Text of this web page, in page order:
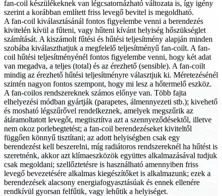
fan-coil készülékeknek van légcsatornázható változata is, így igény
szerint a korábban említett friss levegő bevitel is megoldható.
A fan-coil kiválasztásánál fontos figyelembe venni a berendezés
kivitelén kívül a fűteni, vagy hűteni kívánt helyiség hőszükséglet
számítását. A kiszámolt fűtési és hűtési teljesítmény alapján minden
szobába kiválaszthatjuk a megfelelő teljesítményű fan-coilt. A fan-
coil hűtési teljesítményénél fontos figyelembe venni, hogy két adat
van megadva, a teljes (total) és az érezhető (sensible). A fan-coilt
mindig az érezhető hűtési teljesítményre választjuk ki. Méretezésénél
szintén nagyon fontos szempont, hogy mi lesz a hőtermelő eszköz.
A fan-coilos rendszereknek számos előnye van. Több fajta
elhelyezési módban gyártják (parapetes, álmennyezeti stb.); kivehető
és mosható légszűrővel rendelkeznek, amelyek megszűrik az
átáramoltatott levegőt, megtisztítva azt a szennyeződésektől, illetve
nem okoz porlebegtetést; a fan-coil berendezéseket kiviteltől
függően könnyű tisztítani; az adott helyiségben csak egy
berendezést kell beszerelni, míg radiátoros rendszereknél ha hűtést is
szeretnénk, akkor azt klímaeszközök együttes alkalmazásával tudjuk
csak megoldani; szellőztetésre is használható amennyiben friss
levegő bevezetésére alkalmas kiegészítőket is alkalmazunk; ezek a
berendezések alacsony energiafogyasztásúak és ennek ellenére
rendkívül gyorsan felfűtik, vagy lehűtik a helyiséget.